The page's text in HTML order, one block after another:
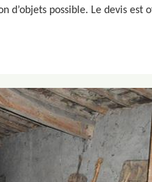
d’objets possible. Le devis est